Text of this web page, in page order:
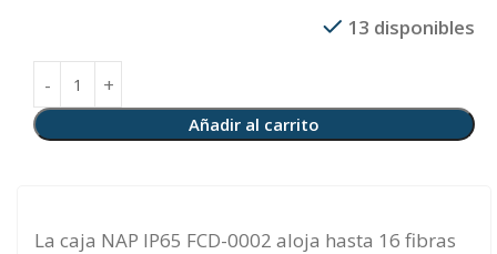
13 disponibles
Añadir al carrito
La caja NAP IP65 FCD-0002 aloja hasta 16 fibras